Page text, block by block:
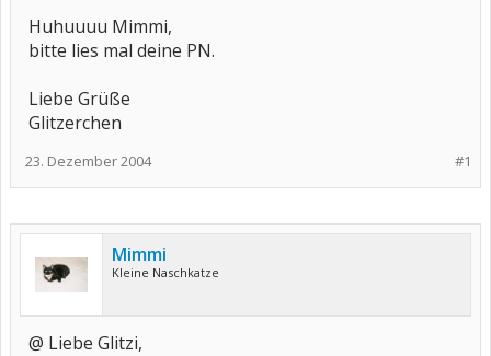
Huhuuuu Mimmi,
bitte lies mal deine PN.
Liebe Grüße
Glitzerchen
#1
23. Dezember 2004
Mimmi
Kleine Naschkatze
@ Liebe Glitzi,